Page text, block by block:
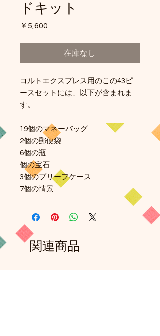
ドキット
￥5,600
在庫なし
コルトエクスプレス用のこの43ピ
ースセットには、以下が含まれま
す。
19個のマネーバッグ
2個の郵便袋
6個の瓶
個の宝石
3個のブリーフケース
7個の情景
関連商品